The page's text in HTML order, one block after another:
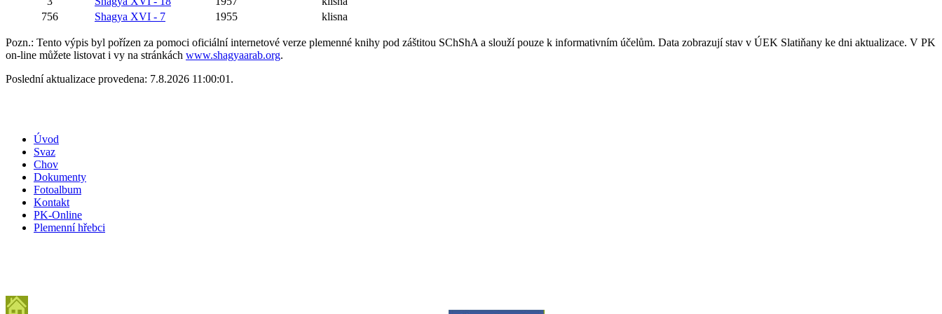
756
Shagya XVI - 7 1955 klisna
Pozn.: Tento výpis byl pořízen za pomoci oficiální internetové verze plemenné knihy pod záštitou SChShA a slouží pouze k informativním účelům. Data zobrazují stav v ÚEK Slatiňany ke dni aktualizace. V PK
on-line můžete listovat i vy na stránkách www.shagyaarab.org.
Poslední aktualizace provedena: 7.8.2026 11:00:01.
Úvod
Svaz
Chov
Dokumenty
Fotoalbum
Kontakt
PK-Online
Plemenní hřebci